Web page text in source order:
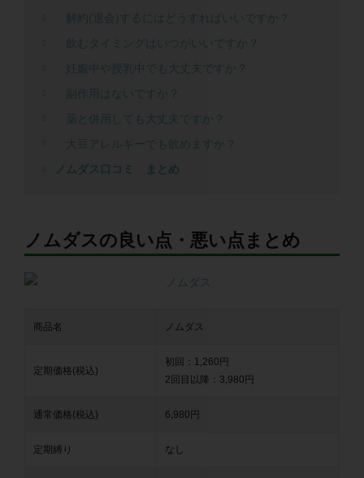
解約(退会)するにはどうすればいいですか？
飲むタイミングはいつがいいですか？
妊娠中や授乳中でも大丈夫ですか？
副作用はないですか？
薬と併用しても大丈夫ですか？
大豆アレルギーでも飲めますか？
ノムダス口コミ まとめ
ノムダスの良い点・悪い点まとめ
商品名 ノムダス
定期価格(税込)
初回：1,260円
2回目以降：3,980円
通常価格(税込) 6,980円
定期縛り なし